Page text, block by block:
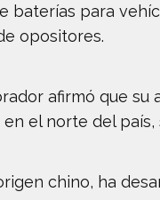
baterías para
opositores.
afirmó que
el norte del país,
chino, ha